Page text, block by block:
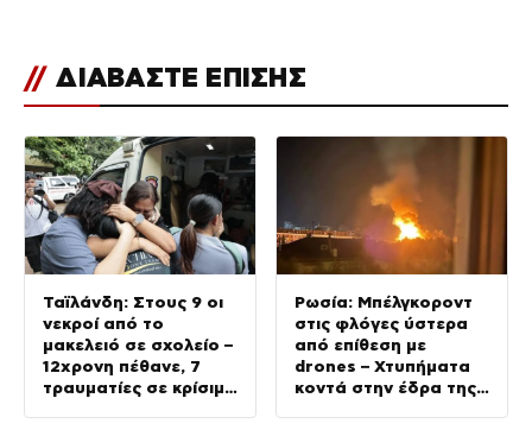
// ΔΙΑΒΑΣΤΕ ΕΠΙΣΗΣ
Ταϊλάνδη: Στους 9 οι
νεκροί από το
μακελειό σε σχολείο –
12χρονη πέθανε, 7
τραυματίες σε κρίσιμη
Ρωσία: Μπέλγκοροντ
στις φλόγες ύστερα
από επίθεση με
drones – Χτυπήματα
κοντά στην έδρα της